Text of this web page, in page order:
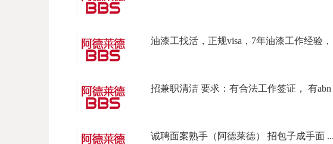
油漆工找活，正规visa，7年油漆工作经验，
招兼职清洁 要求：有合法工作签证， 有abn
诚聘面案熟手（阿德莱德） 招包子成手面 ...